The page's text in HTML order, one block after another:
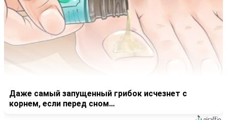
Даже самый запущенный грибок исчезнет с
корнем, если перед сном…